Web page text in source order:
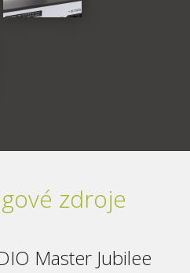
zdroje
Master Jubilee